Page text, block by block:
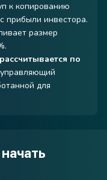
к копированию
прибыли инвестора.
размер
по
управляющий
для